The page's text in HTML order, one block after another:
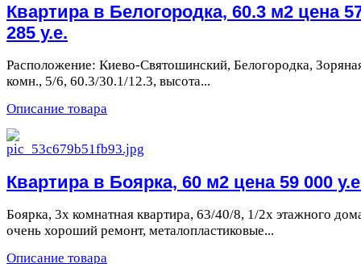
Квартира в Белогородка, 60.3 м2 цена
285 у.е.
Расположение: Киево-Святошинский, Белогородка,
комн., 5/6, 60.3/30.1/12.3, высота...
Описание товара
Квартира в Боярка, 60 м2 цена 59 000
Боярка, 3х комнатная квартира, 63/40/8, 1/2х этажного
очень хороший ремонт, металопластиковые...
Описание товара